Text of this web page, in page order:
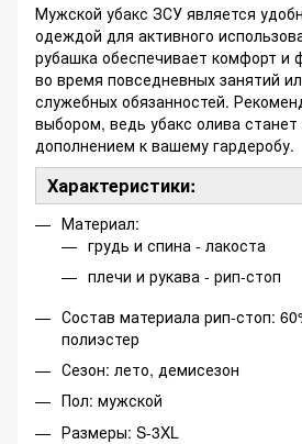
Мужской убакс ЗСУ является
одеждой для активного
рубашка обеспечивает комфорт и
во время повседневных занятий
служебных обязанностей.
выбором, ведь убакс олива
дополнением к вашему гардеробу.
Характеристики:
Материал:
грудь и спина - лакоста
плечи и рукава - рип-стоп
Состав материала рип-стоп:
полиэстер
Сезон: лето, демисезон
Пол: мужской
Размеры: S-3XL